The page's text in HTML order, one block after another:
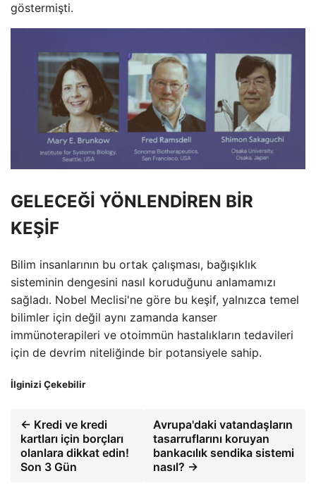
göstermişti.
GELECEĞİ YÖNLENDİREN BİR
KEŞİF
Bilim insanlarının bu ortak çalışması, bağışıklık
sisteminin dengesini nasıl koruduğunu anlamamızı
sağladı. Nobel Meclisi'ne göre bu keşif, yalnızca temel
bilimler için değil aynı zamanda kanser
immünoterapileri ve otoimmün hastalıkların tedavileri
için de devrim niteliğinde bir potansiyele sahip.
İlginizi Çekebilir
← Kredi ve kredi
kartları için borçları
olanlara dikkat edin!
Son 3 Gün
Avrupa'daki vatandaşların
tasarruflarını koruyan
bankacılık sendika sistemi
nasıl? →